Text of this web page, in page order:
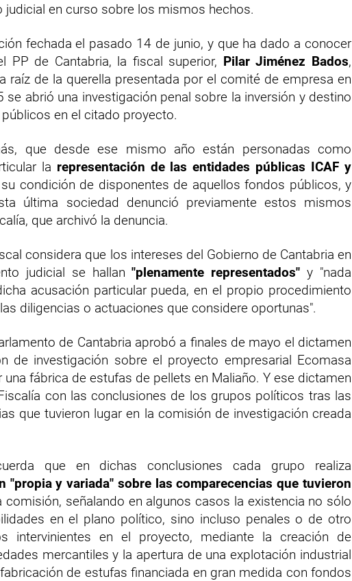
judicial en curso sobre los mismos hechos.
fechada el pasado 14 de junio, y que ha dado a conocer
PP de Cantabria, la fiscal superior, Pilar Jiménez Bados,
raíz de la querella presentada por el comité de empresa en
se abrió una investigación penal sobre la inversión y destino
en el citado proyecto.
que desde ese mismo año están personadas como
la representación de las entidades públicas ICAF y
condición de disponentes de aquellos fondos públicos, y
última sociedad denunció previamente estos mismos
que archivó la denuncia.
considera que los intereses del Gobierno de Cantabria en
judicial se hallan"plenamente representados"y "nada
acusación particular pueda, en el propio procedimiento
diligencias o actuaciones que considere oportunas".
de Cantabria aprobó a finales de mayo el dictamen
de investigación sobre el proyecto empresarial Ecomasa
una fábrica de estufas de pellets en Maliaño. Y ese dictamen
con las conclusiones de los grupos políticos tras las
que tuvieron lugar en la comisión de investigación creada
que en dichas conclusiones cada grupo realiza
"propia y variada" sobre las comparecencias que tuvieron
comisión, señalando en algunos casos la existencia no sólo
en el plano político, sino incluso penales o de otro
intervinientes en el proyecto, mediante la creación de
mercantiles y la apertura de una explotación industrial
de estufas financiada en gran medida con fondos